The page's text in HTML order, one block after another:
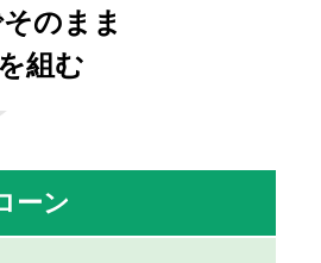
のまま
組む
ーン